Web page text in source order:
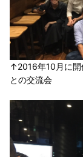
↑2016年10月に開
との交流会